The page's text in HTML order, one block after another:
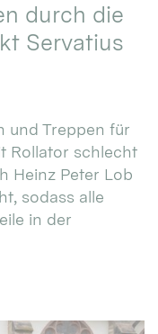
durch die
Servatius
und Treppen für
Rollator schlecht
Heinz Peter Lob
sodass alle
in der